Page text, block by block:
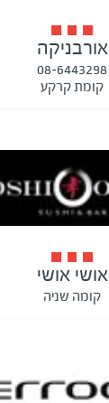
אורבניקה
08-6443298
קומת קרקע
אושי אושי
קומה שניה